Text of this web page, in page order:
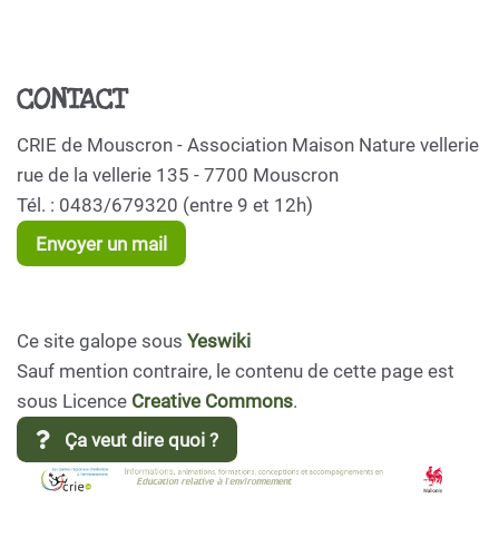
CONTACT
CRIE de Mouscron - Association Maison Nature vellerie
rue de la vellerie 135 - 7700 Mouscron
Tél. : 0483/679320 (entre 9 et 12h)
Envoyer un mail
Ce site galope sous Yeswiki
Sauf mention contraire, le contenu de cette page est
sous Licence Creative Commons.
Ça veut dire quoi ?